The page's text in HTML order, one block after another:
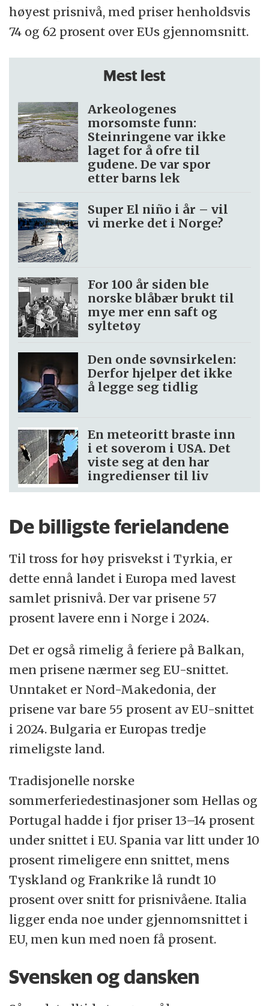
høyest prisnivå, med priser henholdsvis
74 og 62 prosent over EUs gjennomsnitt.
Mest lest
Arkeologenes
morsomste funn:
Steinringene var ikke
laget for å ofre til
gudene. De var spor
etter barns lek
Super El niño i år – vil
vi merke det i Norge?
For 100 år siden ble
norske blåbær brukt til
mye mer enn saft og
syltetøy
Den onde søvnsirkelen:
Derfor hjelper det ikke
å legge seg tidlig
En meteoritt braste inn
i et soverom i USA. Det
viste seg at den har
ingredienser til liv
De billigste ferielandene
Til tross for høy prisvekst i Tyrkia, er
dette ennå landet i Europa med lavest
samlet prisnivå. Der var prisene 57
prosent lavere enn i Norge i 2024.
Det er også rimelig å feriere på Balkan,
men prisene nærmer seg EU-snittet.
Unntaket er Nord-Makedonia, der
prisene var bare 55 prosent av EU-snittet
i 2024. Bulgaria er Europas tredje
rimeligste land.
Tradisjonelle norske
sommerferiedestinasjoner som Hellas og
Portugal hadde i fjor priser 13–14 prosent
under snittet i EU. Spania var litt under 10
prosent rimeligere enn snittet, mens
Tyskland og Frankrike lå rundt 10
prosent over snitt for prisnivåene. Italia
ligger enda noe under gjennomsnittet i
EU, men kun med noen få prosent.
Svensken og dansken